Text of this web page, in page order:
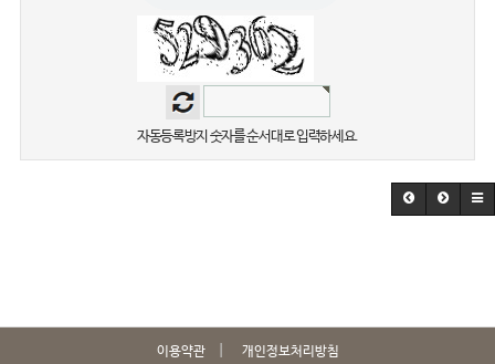
자동등록방지 숫자를 순서대로 입력하세요.
이용약관 개인정보처리방침